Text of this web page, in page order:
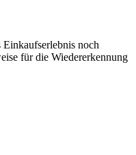
noch
für die Wiedererkennung